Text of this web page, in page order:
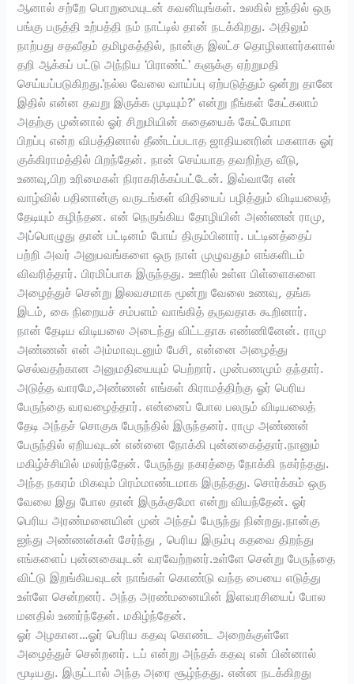
ஆனால் சற்றே பொறுமையுடன் கவனியுங்கள். உலகில் ஐந்தில் ஒரு
பங்கு பருத்தி உற்பத்தி நம் நாட்டில் தான் நடக்கிறது. அதிலும்
நாற்பது சதவீதம் தமிழகத்தில், நான்கு இலட்ச தொழிலாளர்களால்
தறி ஆக்கப் பட்டு அந்நிய ‘பிராண்ட்’ களுக்கு ஏற்றுமதி
செய்யப்படுகிறது.’நல்ல வேலை வாய்ப்பு ஏற்படுத்தும் ஒன்று தானே
இதில் என்ன தவறு இருக்க முடியும்?’ என்று நீங்கள் கேட்கலாம்
அதற்கு முன்னால் ஓர் சிறுமியின் கதையைக் கேட்போமா
பிறப்பு என்ற விபத்தினால் தீண்டப்படாத ஜாதியனரின் மகளாக ஓர்
குக்கிராமத்தில் பிறந்தேன். நான் செய்யாத தவறிற்கு வீடு,
உணவு,பிற உரிமைகள் நிராகரிக்கப்பட்டேன். இவ்வாரே என்
வாழ்வில் பதினான்கு வருடங்கள் விதியைப் பழித்தும் விடியலைத்
தேடியும் கழிந்தன. என் நெருங்கிய தோழியின் அண்ணன் ராமு,
அப்பொழுது தான் பட்டினம் போய் திரும்பினார். பட்டினத்தைப்
பற்றி அவர் அனுபவங்களை ஒரு நாள் முழுவதும் எங்களிடம்
விவரித்தார். பிரமிப்பாக இருந்தது. ஊரில் உள்ள பிள்ளைகளை
அழைத்துச் சென்று இலவசமாக மூன்று வேலை உணவு, தங்க
இடம், கை நிறையச் சம்பளம் வாங்கித் தருவதாக கூறினார்.
நான் தேடிய விடியலை அடைந்து விட்டதாக எண்ணினேன். ராமு
அண்ணன் என் அம்மாவுடனும் பேசி, என்னை அழைத்து
செல்வதற்கான அனுமதியையும் பெற்றார். முன்பணமும் தந்தார்.
அடுத்த வாரமே,அண்ணன் எங்கள் கிராமத்திற்கு ஓர் பெரிய
பேருந்தை வரவழைத்தார். என்னைப் போல பலரும் விடியலைத்
தேடி அந்தச் சொகுசு பேருந்தில் இருந்தனர். ராமு அண்ணன்
பேருந்தில் ஏறியவுடன் என்னை நோக்கி புன்னகைத்தார்.நானும்
மகிழ்ச்சியில் மலர்ந்தேன். பேருந்து நகரத்தை நோக்கி நகர்ந்தது.
அந்த நகரம் மிகவும் பிரம்மாண்டமாக இருந்தது. சொர்க்கம் ஒரு
வேலை இது போல தான் இருக்குமோ என்று வியந்தேன். ஓர்
பெரிய அரண்மனையின் முன் அந்தப் பேருந்து நின்றது.நான்கு
ஐந்து அண்ணன்கள் சேர்ந்து , பெரிய இரும்பு கதவை திறந்து
எங்களைப் புன்னகையுடன் வரவேற்றனர்.உள்ளே சென்று பேருந்தை
விட்டு இறங்கியவுடன் நாங்கள் கொண்டு வந்த பையை எடுத்து
உள்ளே சென்றனர். அந்த அரண்மனையின் இளவரசியைப் போல
மனதில் உணர்ந்தேன். மகிழ்ந்தேன்.
ஓர் அழகான…ஓர் பெரிய கதவு கொண்ட அறைக்குள்ளே
அழைத்துச் சென்றனர். டப் என்று அந்தக் கதவு என் பின்னால்
மூடியது. இருட்டால் அந்த அரை சூழ்ந்தது. என்ன நடக்கிறது